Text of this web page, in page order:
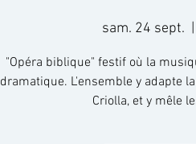
sam. 24 sept.
  |
"Opéra biblique" festif où la
dramatique. L'ensemble y adapte
Criolla, et y mêle